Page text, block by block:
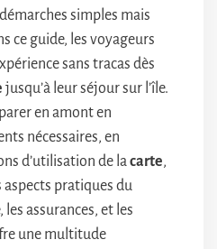
simples mais
ce guide, les voyageurs
sans tracas dès
jusqu’à leur séjour sur l’île.
en amont en
nécessaires, en
d’utilisation de lacarte,
aspects pratiques du
assurances, et les
une multitude